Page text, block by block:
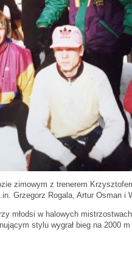
zimowym z trenerem
Grzegorz Rogala, Artur Osman i
młodsi w halowych
stylu wygrał bieg na 2000